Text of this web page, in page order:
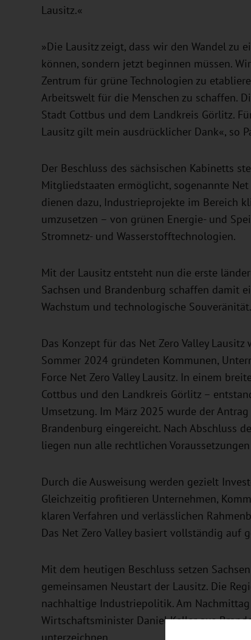
Lausitz.«
»Die Lausitz zeigt, dass wir den Wandel
können, sondern jetzt beginnen müssen.
Zentrum für grüne Technologien zu
Arbeitswelt für die Menschen zu schaffen.
Stadt Cottbus und dem Landkreis Görlitz.
Lausitz gilt mein ausdrücklicher Dank«, so
Der Beschluss des sächsischen Kabinetts
Mitgliedstaaten ermöglicht, sogenannte
dienen dazu, Industrieprojekte im Bereich
umzusetzen – von grünen Energie- und
Stromnetz- und Wasserstofftechnologien.
Mit der Lausitz entsteht nun die erste
Sachsen und Brandenburg schaffen damit
Wachstum und technologische Souveränität.
Das Konzept für das Net Zero Valley
Sommer 2024 gründeten Kommunen,
Force Net Zero Valley Lausitz. In einem
Cottbus und den Landkreis Görlitz –
Umsetzung. Im März 2025 wurde der
Brandenburg eingereicht. Nach Abschluss
liegen nun alle rechtlichen
Durch die Ausweisung werden gezielt
Gleichzeitig profitieren Unternehmen,
klaren Verfahren und verlässlichen
Das Net Zero Valley basiert vollständig auf
Mit dem heutigen Beschluss setzen
gemeinsamen Neustart der Lausitz. Die
nachhaltige Industriepolitik. Am
Wirtschaftsminister Daniel Keller aus
unterzeichnen.